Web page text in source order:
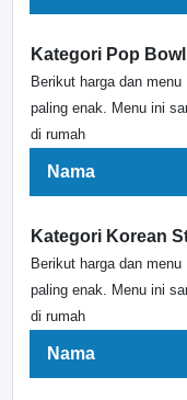
Kategori Pop
Berikut harga dan
paling enak. Menu ini
di rumah
Nama
Kategori Korean
Berikut harga dan
paling enak. Menu ini
di rumah
Nama